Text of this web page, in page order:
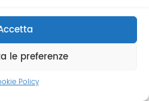
le preferenze
Policy
Camurati | P.Iva
Privacy Policy